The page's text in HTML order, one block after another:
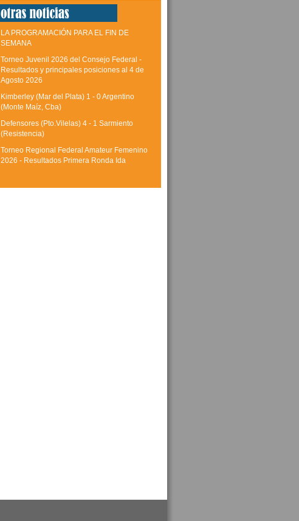
LA PROGRAMACIÓN PARA EL FIN DE
SEMANA
Torneo Juvenil 2026 del Consejo Federal -
Resultados y principales posiciones al 4 de
Agosto 2026
Kimberley (Mar del Plata) 1 - 0 Argentino
(Monte Maíz, Cba)
Defensores (Pto.Vilelas) 4 - 1 Sarmiento
(Resistencia)
Torneo Regional Federal Amateur Femenino
2026 - Resultados Primera Ronda Ida